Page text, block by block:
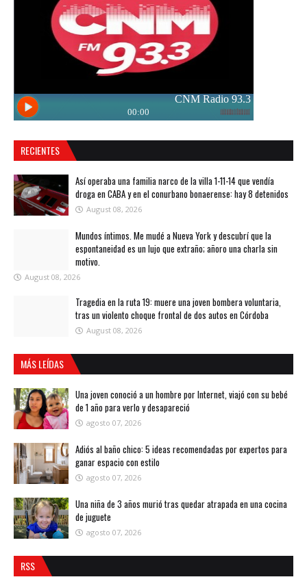
RECIENTES
Así operaba una familia narco de la villa 1-11-14 que vendía
droga en CABA y en el conurbano bonaerense: hay 8 detenidos
August 08, 2026
Mundos íntimos. Me mudé a Nueva York y descubrí que la
espontaneidad es un lujo que extraño; añoro una charla sin
motivo.
August 08, 2026
Tragedia en la ruta 19: muere una joven bombera voluntaria,
tras un violento choque frontal de dos autos en Córdoba
August 08, 2026
MÁS LEÍDAS
Una joven conoció a un hombre por Internet, viajó con su bebé
de 1 año para verlo y desapareció
agosto 07, 2026
Adiós al baño chico: 5 ideas recomendadas por expertos para
ganar espacio con estilo
agosto 07, 2026
Una niña de 3 años murió tras quedar atrapada en una cocina
de juguete
agosto 07, 2026
RSS